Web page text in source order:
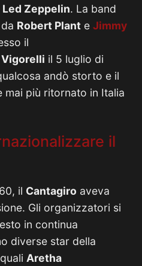
Led Zeppelin. La band
Robert Plant e Jimmy
il
il 5 luglio di
andò storto e il
mai più ritornato in Italia
il
il Cantagiro aveva
Gli organizzatori si
in continua
diverse star della
Aretha